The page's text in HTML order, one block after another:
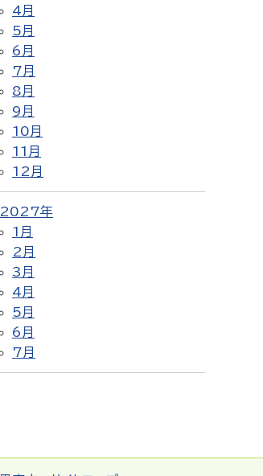
4月
5月
6月
7月
8月
9月
10月
11月
12月
2027年
1月
2月
3月
4月
5月
6月
7月